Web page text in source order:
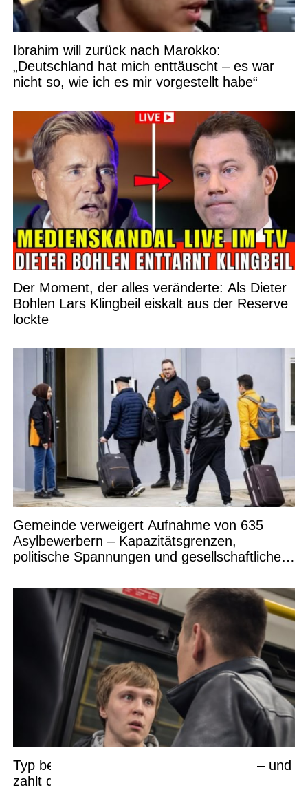
Ibrahim will zurück nach Marokko:
„Deutschland hat mich enttäuscht – es war
nicht so, wie ich es mir vorgestellt habe“
Der Moment, der alles veränderte: Als Dieter
Bohlen Lars Klingbeil eiskalt aus der Reserve
lockte
Gemeinde verweigert Aufnahme von 635
Asylbewerbern – Kapazitätsgrenzen,
politische Spannungen und gesellschaftliche
Typ belästigt im Bus die falsche Person – und
zahlt den Preis dafür